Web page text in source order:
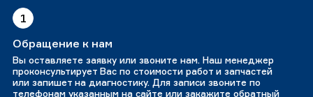
1
Обращение к нам
Вы оставляете заявку или звоните нам. Наш менеджер
проконсультирует Вас по стоимости работ и запчастей
или запишет на диагностику. Для записи звоните по
телефонам указанным на сайте или закажите обратный